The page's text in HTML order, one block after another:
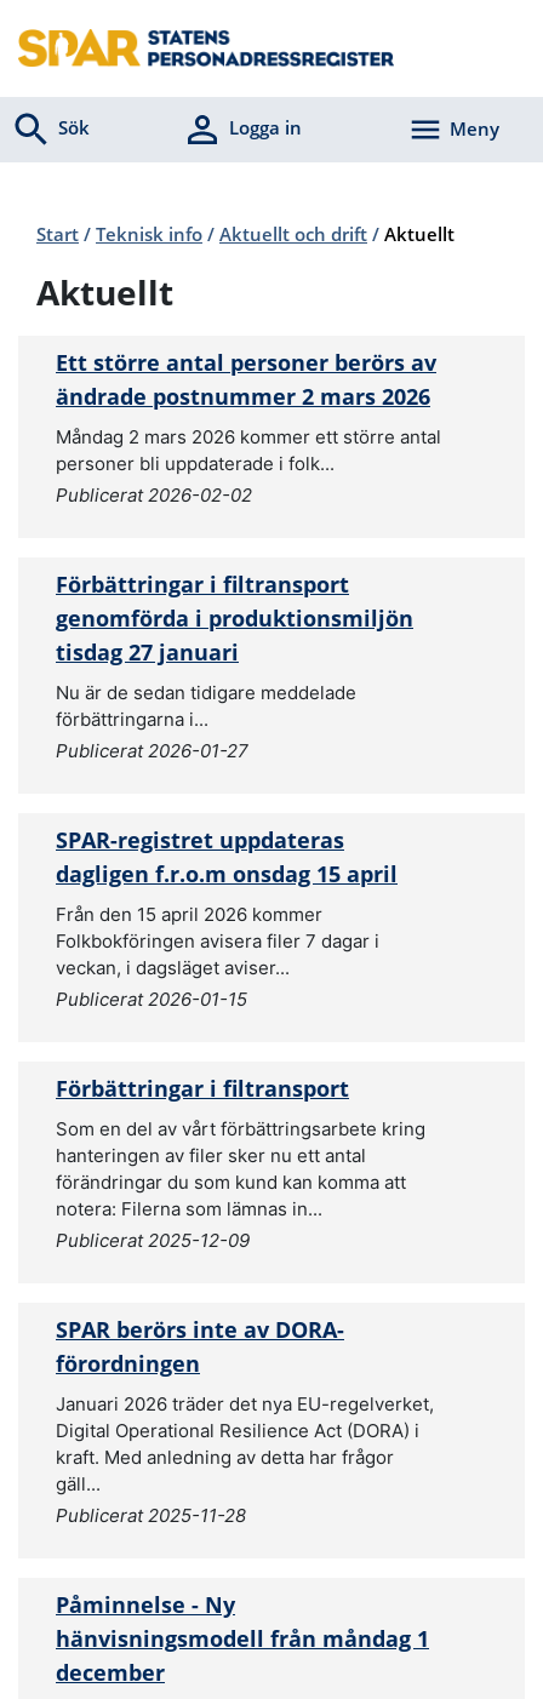
Sök Logga in Meny
Start / Teknisk info / Aktuellt och drift / Aktuellt
Aktuellt
Ett större antal personer berörs av
ändrade postnummer 2 mars 2026
Måndag 2 mars 2026 kommer ett större antal
personer bli uppdaterade i folk...
Publicerat 2026-02-02
Förbättringar i filtransport
genomförda i produktionsmiljön
tisdag 27 januari
Nu är de sedan tidigare meddelade
förbättringarna i...
Publicerat 2026-01-27
SPAR-registret uppdateras
dagligen f.r.o.m onsdag 15 april
Från den 15 april 2026 kommer
Folkbokföringen avisera filer 7 dagar i
veckan, i dagsläget aviser...
Publicerat 2026-01-15
Förbättringar i filtransport
Som en del av vårt förbättringsarbete kring
hanteringen av filer sker nu ett antal
förändringar du som kund kan komma att
notera: Filerna som lämnas in...
Publicerat 2025-12-09
SPAR berörs inte av DORA-
förordningen
Januari 2026 träder det nya EU-regelverket,
Digital Operational Resilience Act (DORA) i
kraft. Med anledning av detta har frågor
gäll...
Publicerat 2025-11-28
Påminnelse - Ny
hänvisningsmodell från måndag 1
december